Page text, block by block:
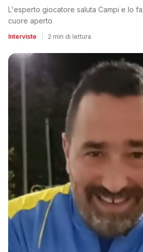
L'esperto giocatore saluta Campi e lo
cuore aperto
Interviste 2 min di lettura